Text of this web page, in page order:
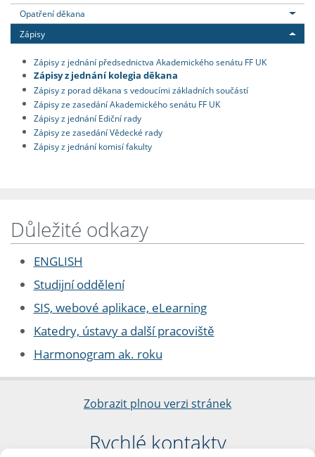
Opatření děkana
Zápisy
Zápisy z jednání předsednictva Akademického senátu FF UK
Zápisy z jednání kolegia děkana
Zápisy z porad děkana s vedoucími základních součástí
Zápisy ze zasedání Akademického senátu FF UK
Zápisy z jednání Ediční rady
Zápisy ze zasedání Vědecké rady
Zápisy z jednání komisí fakulty
Důležité odkazy
ENGLISH
Studijní oddělení
SIS, webové aplikace, eLearning
Katedry, ústavy a další pracoviště
Harmonogram ak. roku
Zobrazit plnou verzi stránek
Rychlé kontakty